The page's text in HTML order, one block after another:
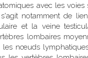
avec les voies
notamment de
et la veine
lombaires
les nœuds